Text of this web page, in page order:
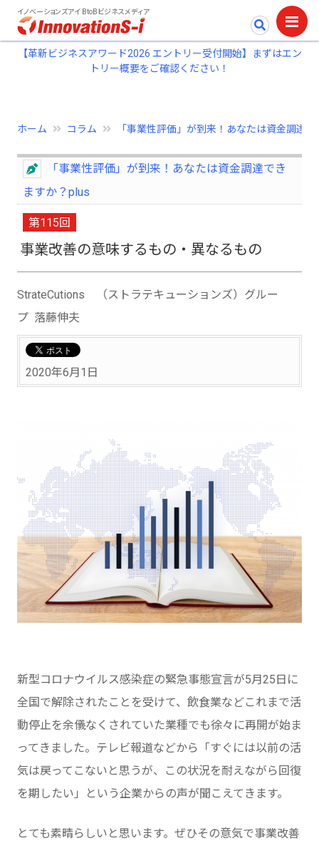
イノベーションズアイ BtoBビジネスメディア
【革新ビジネスアワード2026 エントリー受付開始】まずはエン
トリー概要をご確認ください！
ホーム コラム 「事業性評価」が到来！あなたは資金調達で
「事業性評価」が到来！あなたは資金調達でき
ますか？plus
第115回
事業改善の意味するもの・異なるもの
StrateCutions （ストラテキューションズ）グルー
プ 落藤伸夫
2020年6月1日
新型コロナウイルス感染症の緊急事態宣言が5月25日に
全国で解除されたことを受けて、飲食業などこれまで活
動停止を余儀なくされていた業種でも徐々に再開が始ま
ってきました。テレビ報道などから「すぐには以前の活
気は戻ってこないと思うが、この状況を耐えながら回復
を期したい」という企業からの声が聞こえてきます。
とても素晴らしいと思います。ぜひその意気で事業改善